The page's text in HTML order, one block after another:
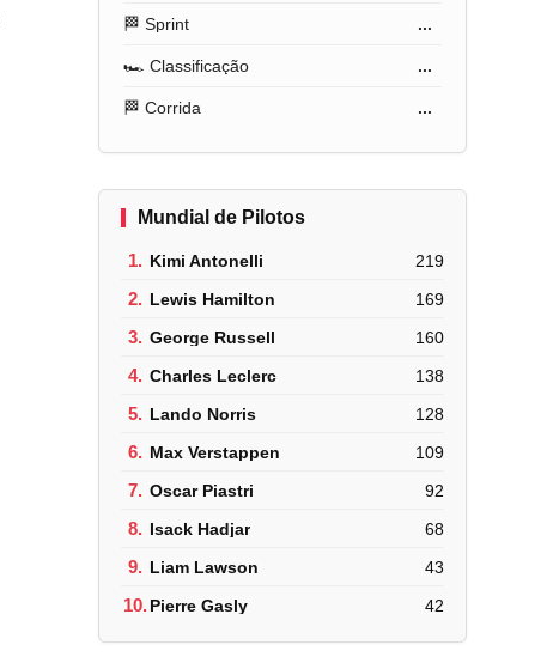
🏁 Sprint ...
🏎️ Classificação ...
🏁 Corrida ...
Mundial de Pilotos
1. Kimi Antonelli 219
2. Lewis Hamilton 169
3. George Russell 160
4. Charles Leclerc 138
5. Lando Norris 128
6. Max Verstappen 109
7. Oscar Piastri 92
8. Isack Hadjar 68
9. Liam Lawson 43
10.Pierre Gasly 42